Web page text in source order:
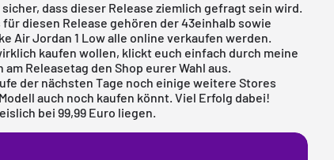
dass dieser Release ziemlich gefragt sein wird.
diesen Release gehören der43einhalb sowie
Air Jordan 1 Low alle online verkaufen werden.
kaufen wollen, klickt euch einfach durch meine
Releasetag den Shop eurer Wahl aus.
der nächsten Tage noch einige weitere Stores
auch noch kaufen könnt. Viel Erfolg dabei!
bei 99,99 Euro liegen.